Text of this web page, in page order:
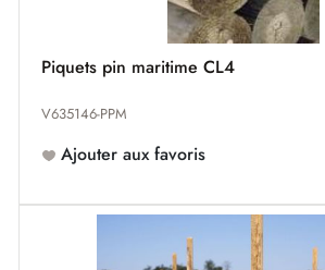
Piquets pin maritime CL4
V635146-PPM
Ajouter aux favoris